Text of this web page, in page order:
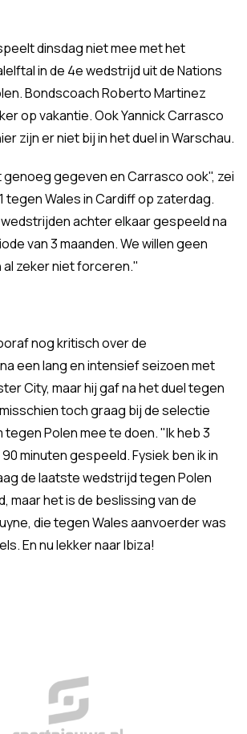
dinsdag niet mee met het
in de 4e wedstrijd uit de Nations
Bondscoach Roberto Martinez
op vakantie. Ook Yannick Carrasco
zijn er niet bij in het duel in Warschau.
gegeven en Carrasco ook", zei
tegen Wales in Cardiff op zaterdag.
achter elkaar gespeeld na
van 3 maanden. We willen geen
al zeker niet forceren."
nog kritisch over de
een lang en intensief seizoen met
City, maar hij gaf na het duel tegen
toch graag bij de selectie
Polen mee te doen. "Ik heb 3
minuten gespeeld. Fysiek ben ik in
de laatste wedstrijd tegen Polen
maar het is de beslissing van de
die tegen Wales aanvoerder was
En nu lekker naar Ibiza!